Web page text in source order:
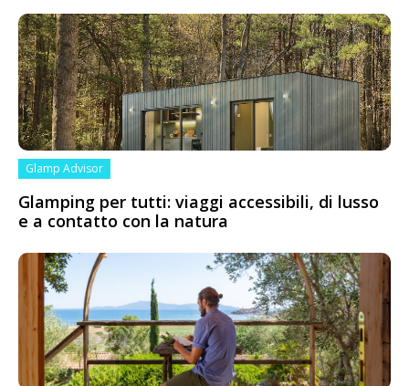
Glamp Advisor
Glamping per tutti: viaggi accessibili, di lusso
e a contatto con la natura